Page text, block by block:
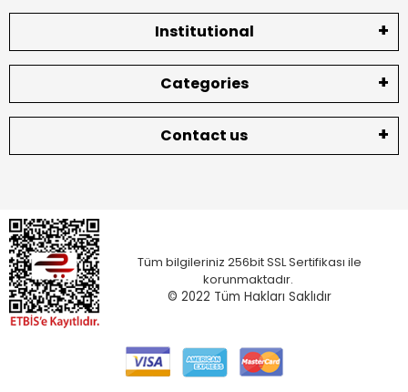
Institutional
Categories
Contact us
Tüm bilgileriniz 256bit SSL Sertifikası ile
korunmaktadır.
© 2022 Tüm Hakları Saklıdır